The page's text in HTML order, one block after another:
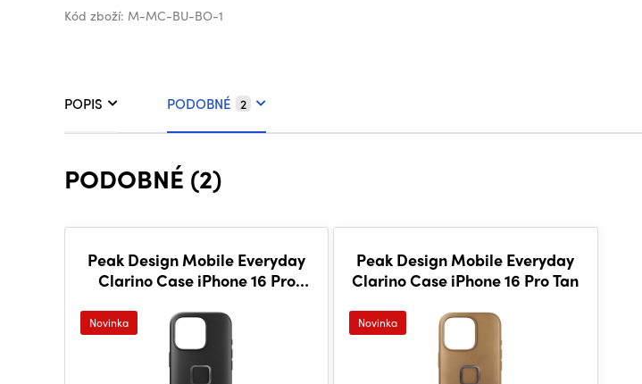
Kód zboží: M-MC-BU-BO-1
POPIS PODOBNÉ 2
PODOBNÉ (2)
Peak Design Mobile Everyday
Clarino Case iPhone 16 Pro
Novinka
Peak Design Mobile Everyday
Clarino Case iPhone 16 Pro Tan
Novinka